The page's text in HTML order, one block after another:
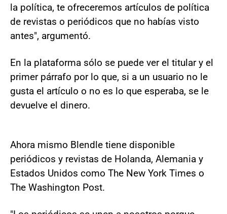
la política, te ofreceremos artículos de política
de revistas o periódicos que no habías visto
antes", argumentó.
En la plataforma sólo se puede ver el titular y el
primer párrafo por lo que, si a un usuario no le
gusta el artículo o no es lo que esperaba, se le
devuelve el dinero.
Ahora mismo Blendle tiene disponible
periódicos y revistas de Holanda, Alemania y
Estados Unidos como The New York Times o
The Washington Post.